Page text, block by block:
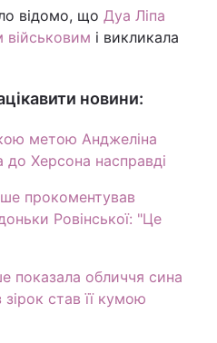
відомо, що Дуа Ліпа
військовим і викликала
новини:
метою Анджеліна
Херсона насправді
прокоментував
Ровінської: "Це
показала обличчя сина
зірок став її кумою